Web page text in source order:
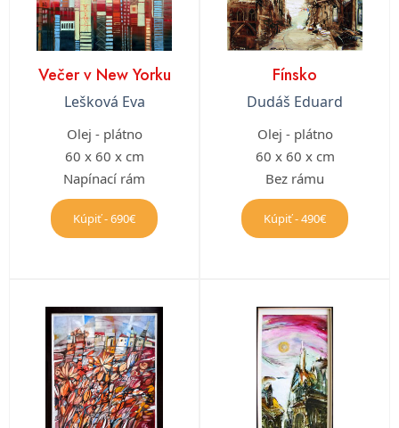
Večer v New Yorku
Lešková Eva
Olej - plátno
60 x 60 x cm
Napínací rám
Kúpiť - 690€
Fínsko
Dudáš Eduard
Olej - plátno
60 x 60 x cm
Bez rámu
Kúpiť - 490€